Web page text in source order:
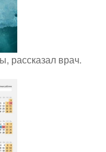
рассказал врач.